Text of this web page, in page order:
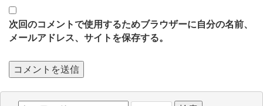
次回のコメントで使用するためブラウザーに自分の名前、
メールアドレス、サイトを保存する。